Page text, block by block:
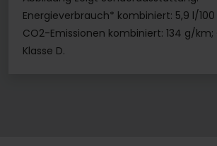
Energieverbrauch* kombiniert: 5,9 l/100
CO2-Emissionen kombiniert: 134 g/km;
Klasse D.